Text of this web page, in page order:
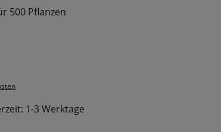
500 Pflanzen
1-3 Werktage